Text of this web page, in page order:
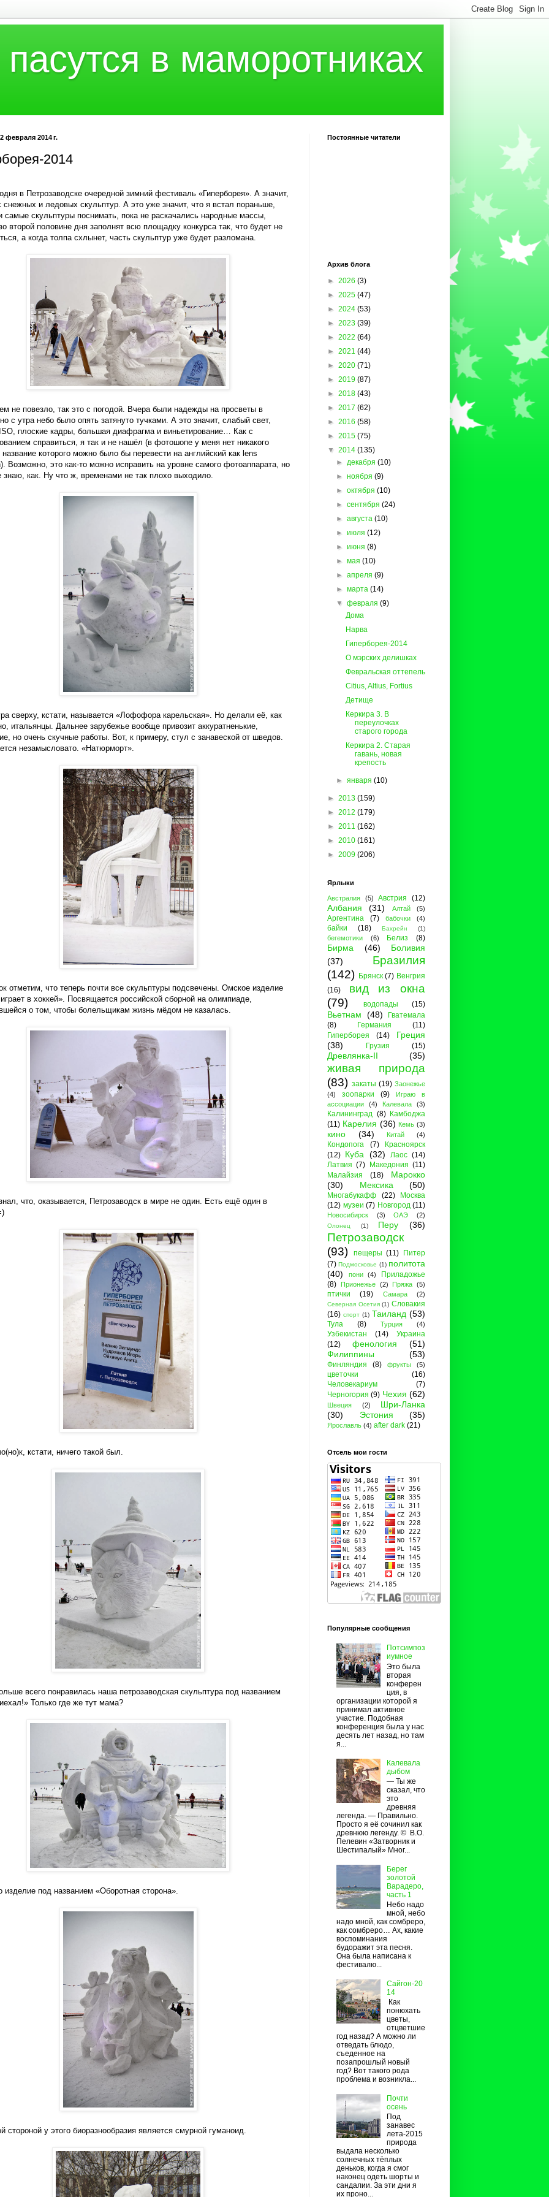
в маморотниках
февраля 2014 г.
2014
в Петрозаводске очередной зимний фестиваль «Гиперборея». А значит,
снежных и ледовых скульптур. А это уже значит, что я встал пораньше,
самые скульптуры поснимать, пока не раскачались народные массы,
второй половине дня заполнят всю площадку конкурса так, что будет не
а когда толпа схлынет, часть скульптур уже будет разломана.
не повезло, так это с погодой. Вчера были надежды на просветы в
с утра небо было опять затянуто тучками. А это значит, слабый свет,
ISO , плоские кадры, большая диафрагма и виньетирование… Как с
справиться, я так и не нашёл (в фотошопе у меня нет никакого
которого можно было бы перевести на английский как lens
). Возможно, это как-то можно исправить на уровне самого фотоаппарата, но
знаю, как. Ну что ж, временами не так плохо выходило.
сверху, кстати, называется «Лофофора карельская». Но делали её, как
итальянцы. Дальнее зарубежье вообще привозит аккуратненькие,
но очень скучные работы. Вот, к примеру, стул с занавеской от шведов.
незамысловато. «Натюрморт».
отметим, что теперь почти все скульптуры подсвечены. Омское изделие
в хоккей». Посвящается российской сборной на олимпиаде,
о том, чтобы болельщикам жизнь мёдом не казалась.
что, оказывается, Петрозаводск в мире не один. Есть ещё один в
кстати, ничего такой был.
всего понравилась наша петрозаводская скульптура под названием
Только где же тут мама?
под названием «Оборотная сторона».
стороной у этого биоразнообразия является смурной гуманоид.
Постоянные читатели
Архив блога
► 2026 (3)
► 2025 (47)
► 2024 (53)
► 2023 (39)
► 2022 (64)
► 2021 (44)
► 2020 (71)
► 2019 (87)
► 2018 (43)
► 2017 (62)
► 2016 (58)
► 2015 (75)
▼ 2014 (135)
►декабря(10)
►ноября(9)
►октября(10)
►сентября(24)
►августа(10)
►июля(12)
►июня(8)
►мая(10)
►апреля(9)
►марта(14)
▼февраля(9)
Дома
Нарва
Гиперборея-2014
О мэрских делишках
Февральская оттепель
Citius, Altius, Fortius
Детище
Керкира 3. В
переулочках
старого города
Керкира 2. Старая
гавань, новая
крепость
►января(10)
► 2013 (159)
► 2012 (179)
► 2011 (162)
► 2010 (161)
► 2009 (206)
Ярлыки
Австралия (5) Австрия (12)
Албания (31) Алтай (5)
Аргентина (7) бабочки (4)
байки (18) Бахрейн (1)
бегемотики (6) Белиз (8)
Бирма (46)
Боливия
(37)
Бразилия
(142) Брянск (7) Венгрия
(16)
вид из окна
(79)
водопады (15)
Вьетнам (48)
Гватемала
(8)
Германия
(11)
Гиперборея
(14)
Греция
(38)
Грузия (15)
Древлянка-II (35)
живая природа
(83) закаты (19) Заонежье
(4)
зоопарки (9)
Играю в
ассоциации
(4) Калевала (3)
Калининград (8)
Камбоджа
(11) Карелия (36) Кемь (3)
кино (34) Китай (4)
Кондопога (7)
Красноярск
(12) Куба (32) Лаос (14)
Латвия (7) Македония (11)
Малайзия
(18)
Марокко
(30)
Мексика (50)
Многабукафф (22)
Москва
(12) музеи (7) Новгород (11)
Новосибирск (3) ОАЭ (2)
Олонец (1) Перу (36)
Петрозаводск
(93)
пещеры (11)
Питер
(7) Подмосковье (1) политота
(40)
пони (4)
Приладожье
(8) Прионежье (2) Пряжа (5)
птички (19) Самара (2)
Северная Осетия (1) Словакия
(16) спорт (1) Таиланд (53)
Тула (8) Турция (4)
Узбекистан (14)
Украина
(12)
фенология
(51)
Филиппины
(53)
Финляндия (8) фрукты (5)
цветочки
(16)
Человекариум
(7)
Черногория (9) Чехия (62)
Швеция (2)
Шри-Ланка
(30)
Эстония (35)
Ярославль (4) after dark (21)
Отсель мои гости
Популярные сообщения
Потсимпоз
иумное
Это была
вторая
конферен
ция, в
организации которой я
принимал активное
участие. Подобная
конференция была у нас
десять лет назад, но там
я...
Калевала
дыбом
— Ты же
сказал, что
это
древняя
легенда. — Правильно.
Просто я её сочинил как
древнюю легенду. © В.О.
Пелевин «Затворник и
Шестипалый» Мног...
Берег
золотой
Варадеро,
часть 1
Небо надо
мной, небо
надо мной, как сомбреро,
как сомбреро… Ах, какие
воспоминания
будоражит эта песня.
Она была написана к
фестивалю...
Сайгон-20
14
Как
понюхать
цветы,
отцветшие
год назад? А можно ли
отведать блюдо,
съеденное на
позапрошлый новый
год? Вот такого рода
проблема и возникла...
Почти
осень
Под
занавес
лета-2015
природа
выдала несколько
солнечных тёплых
деньков, когда я смог
наконец одеть шорты и
сандалии. За эти дни я
их проно...